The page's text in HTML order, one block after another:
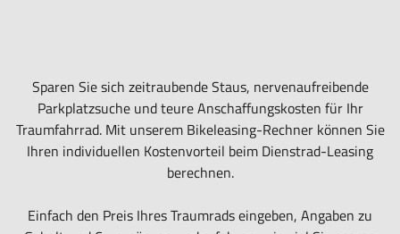
Selbstständige.
organisieren
Ihr
Paket
Sparen Sie sich zeitraubende Staus, nervenaufreibende
Parkplatzsuche und teure Anschaffungskosten für Ihr
Traumfahrrad. Mit unserem Bikeleasing-Rechner können Sie
Ihren individuellen Kostenvorteil beim Dienstrad-Leasing
berechnen.
Einfach den Preis Ihres Traumrads eingeben, Angaben zu